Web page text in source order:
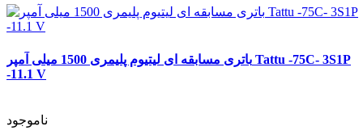
باتری مسابقه ای لیتیوم پلیمری 1500 میلی آمپر Tattu -75C- 3S1P
-11.1 V
ناموجود